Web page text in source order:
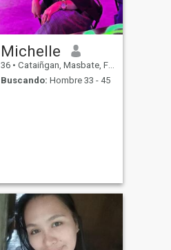
Michelle
36 • Cataiñgan, Masbate, Filipinas
Buscando: Hombre 33 - 45